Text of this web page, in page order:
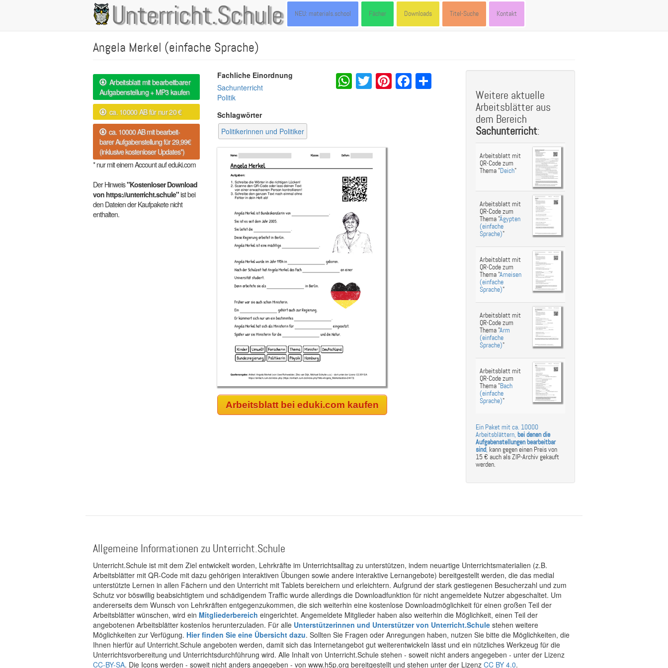
Unterricht.Schule
Main
navigation
NEU: materials.school Fächer Downloads Titel-Suche Kontakt
Angela Merkel (einfache Sprache)
Arbeitsblatt mit bearbeitbarer
Aufgabenstellung + MP3 kaufen
ca. 10000 AB für nur 20 €
ca. 10000 AB mit bearbeit-
barer Aufgabenstellung für 29,99€
(inklusive kostenloser Updates*)
* nur mit einem Account auf eduki.com
Der Hinweis"Kostenloser Download
von https://unterricht.schule"ist bei
den Dateien der Kaufpakete nicht
enthalten.
Fachliche Einordnung
Sachunterricht
Politik
Schlagwörter
Politikerinnen und Politiker
WhatsApp
Twitter
Pinterest
Facebook
Share
Arbeitsblatt bei eduki.com kaufen
Weitere aktuelle
Arbeitsblätter aus
dem Bereich
Sachunterricht:
Arbeitsblatt mit
QR-Code zum
Thema "Deich"
Arbeitsblatt mit
QR-Code zum
Thema "Ägypten
(einfache
Sprache)"
Arbeitsblatt mit
QR-Code zum
Thema "Ameisen
(einfache
Sprache)"
Arbeitsblatt mit
QR-Code zum
Thema "Arm
(einfache
Sprache)"
Arbeitsblatt mit
QR-Code zum
Thema "Bach
(einfache
Sprache)"
Ein Paket mit ca. 10000
Arbeitsblättern, bei denen die
Aufgabenstellungen bearbeitbar
sind, kann gegen einen Preis von
15 € auch als ZIP-Archiv gekauft
werden.
Allgemeine Informationen zu Unterricht.Schule
Unterricht.Schule ist mit dem Ziel entwickelt worden, Lehrkräfte im Unterrichtsalltag zu unterstützen, indem neuartige Unterrichtsmaterialien (z.B.
Arbeitsblätter mit QR-Code mit dazu gehörigen interaktiven Übungen sowie andere interaktive Lernangebote) bereitgestellt werden, die das medial
unterstützte Lernen in allen Fächern und den Unterricht mit Tablets bereichern und erleichtern. Aufgrund der stark gestiegenen Besucherzahl und zum
Schutz vor böswillig beabsichtigtem und schädigendem Traffic wurde allerdings die Downloadfunktion für nicht angemeldete Nutzer abgeschaltet. Um
andererseits dem Wunsch von Lehrkräften entgegenzukommen, die sich weiterhin eine kostenlose Downloadmöglichkeit für einen großen Teil der
Arbeitsblätter wünschen, wird ein Mitgliederbereich eingerichtet. Angemeldete Mitglieder haben also weiterhin die Möglichkeit, einen Teil der
angebotenen Arbeitsblätter kostenlos herunterzuladen. Für alle Unterstützerinnen und Unterstützer von Unterricht.Schule stehen weitere
Möglichkeiten zur Verfügung. Hier finden Sie eine Übersicht dazu. Sollten Sie Fragen oder Anregungen haben, nutzen Sie bitte die Möglichkeiten, die
Ihnen hierfür auf Unterricht.Schule angeboten werden, damit sich das Internetangebot gut weiterentwickeln lässt und ein nützliches Werkzeug für die
Unterrichtsvorbereitung und Unterrichtsdurchführung wird. Alle Inhalt von Unterricht.Schule stehen - soweit nicht anders angegeben - unter der Lizenz
CC-BY-SA. Die Icons werden - soweit nicht anders angegeben - von www.h5p.org bereitgestellt und stehen unter der Lizenz CC BY 4.0.